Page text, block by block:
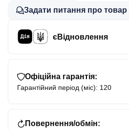
Задати питання про товар
єВідновлення
Офіційна гарантія:
Гарантійний період (міс): 120
Повернення/обмін: